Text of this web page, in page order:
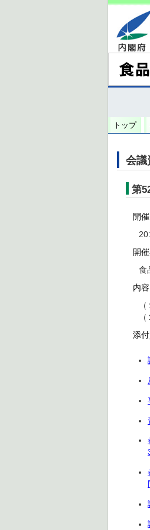
トップ
会議
第
開催
開催
食
内容
添